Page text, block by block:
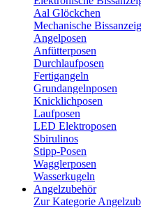
Aal Glöckchen
Mechanische
Angelposen
Anfütterposen
Durchlaufposen
Fertigangeln
Grundangelnposen
Knicklichposen
Laufposen
LED Elektroposen
Sbirulinos
Stipp-Posen
Wagglerposen
Wasserkugeln
Angelzubehör
Zur Kategorie